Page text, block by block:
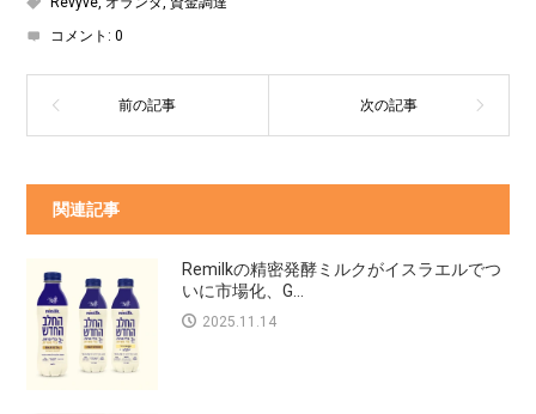
コメント:0
関連記事
Remilkの精密発酵ミルクがイスラエルでつ
いに市場化、G...
2025.11.14